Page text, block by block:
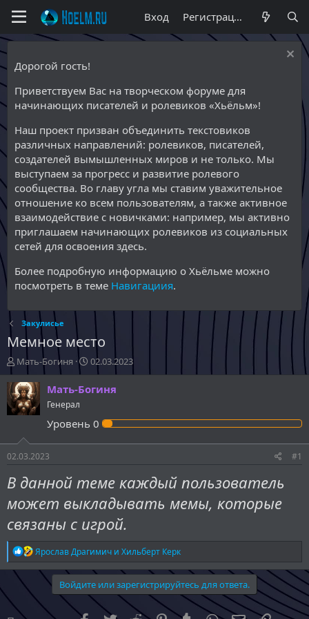
Вход Регистрация
Дорогой гость!
Приветствуем Вас на творческом форуме для
начинающих писателей и ролевиков «Хьёльм»!
Наш проект призван объединить текстовиков
различных направлений: ролевиков, писателей,
создателей вымышленных миров и не только. Мы
выступаем за прогресс и развитие ролевого
сообщества. Во главу угла мы ставим уважительное
отношение ко всем пользователям, а также активное
взаимодействие с новичками: например, мы активно
приглашаем начинающих ролевиков из социальных
сетей для освоения здесь.
Более подробную информацию о Хьёльме можно
посмотреть в теме Навигациия.
Закулисье
Мемное место
А
в
т
о
р
м
ы
Мать-Богиня
Д
а
т
а
а
02.03.2023
Мать-Богиня
Генерал
Уровень 0
02.03.2023 #1
В данной теме каждый пользователь
может выкладывать мемы, которые
связаны с игрой.
Р
е
а
ц
и
Ярослав Драгимич и Хильберт Керк
Войдите или зарегистрируйтесь для ответа.